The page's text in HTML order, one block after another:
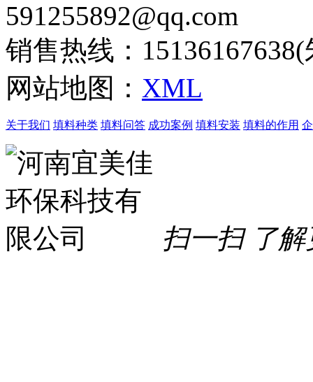
591255892@qq.com
销售热线：
网站地图： XML
关于我们 填料种类 填料问答 成功案例 填料安装 填料的作用
扫一扫 了解